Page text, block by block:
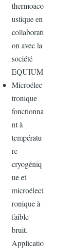
thermoaco
ustique en
collaborati
on avec la
société
EQUIUM
Microélec
tronique
fonctionna
nt à
températu
re
cryogéniq
ue et
microélect
ronique à
faible
bruit.
Applicatio